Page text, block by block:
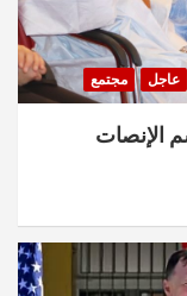
عاجل مجتمع
الإنصات